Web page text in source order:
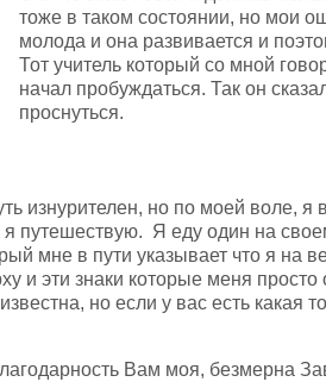
тоже в таком состоянии, но мои
молода и она развивается и
Тот учитель который со мной
начал пробуждаться. Так он
проснуться.
изнурителен, но по моей воле,
я путешествую. Я еду один на
мне в пути указывает что я на
и эти знаки которые меня просто
но если у вас есть какая
Вам моя, безмерна